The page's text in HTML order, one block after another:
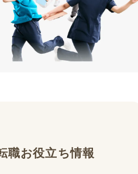
職お役立ち情報